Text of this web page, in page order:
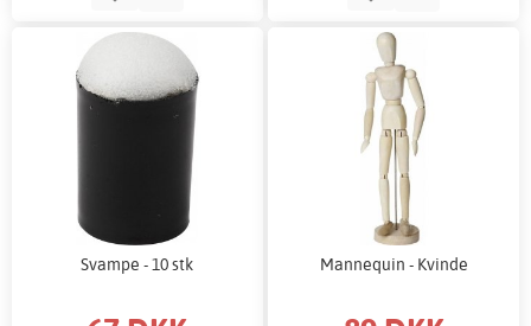
Svampe - 10 stk Mannequin - Kvinde